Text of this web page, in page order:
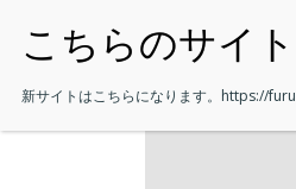
新サイトはこちらになります。 https://